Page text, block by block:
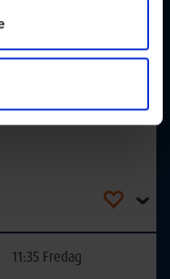
11:35 Fredag